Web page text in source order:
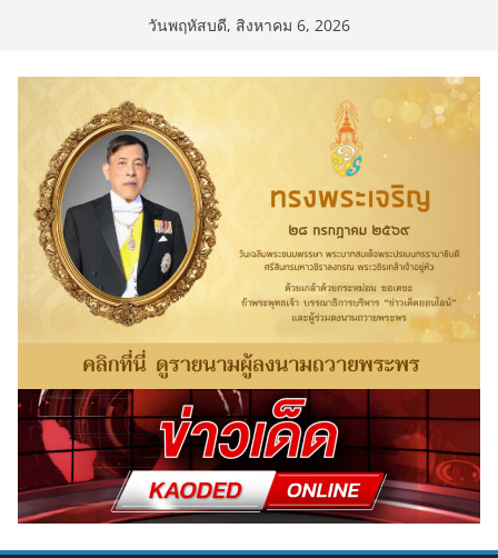
content
วันพฤหัสบดี, สิงหาคม 6, 2026